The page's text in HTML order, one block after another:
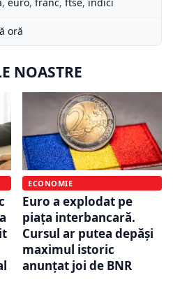
oră
NOASTRE
ECONOMIE
Euro a explodat pe
piața interbancară.
Cursul ar putea depăși
maximul istoric
anunțat joi de BNR